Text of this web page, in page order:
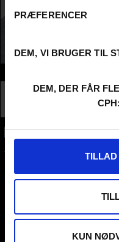
PRÆFERENCER
DEM, VI BRUGER TIL
DEM, DER FÅR
KUN
Nationalitet
China
Denmark
FESTIVAL 2026 DA